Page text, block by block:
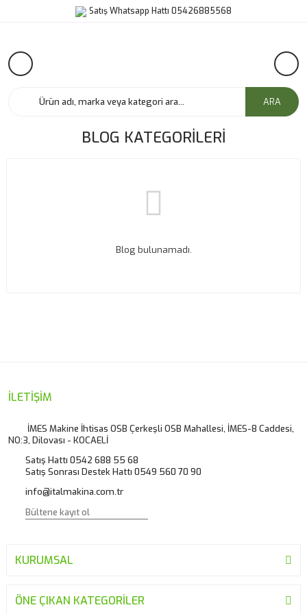
Satış Whatsapp Hattı 05426885568
ARA
BLOG KATEGORILERI
Blog bulunamadı.
İLETİŞİM
İMES Makine İhtisas OSB Çerkeşli OSB Mahallesi, İMES-8 Caddesi,
NO:3, Dilovası - KOCAELİ
Satış Hattı 0542 688 55 68
Satış Sonrası Destek Hattı 0549 560 70 90
info@italmakina.com.tr
KURUMSAL
ÖNE ÇIKAN KATEGORİLER